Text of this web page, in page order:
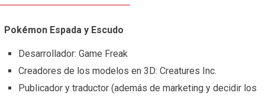
Pokémon Espada y Escudo
Desarrollador: Game Freak
Creadores de los modelos en 3D: Creatures Inc.
Publicador y traductor (además de marketing y decidir los